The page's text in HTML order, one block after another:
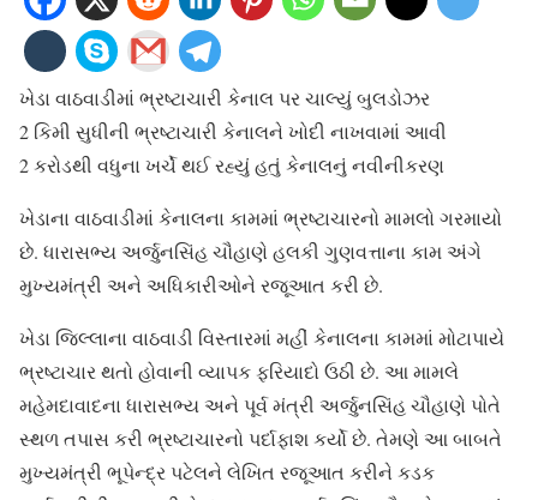
ખેડા વાઠવાડીમાં ભ્રષ્ટાચારી કેનાલ પર ચાલ્યું બુલડોઝર
2 કિમી સુધીની ભ્રષ્ટાચારી કેનાલને ખોદી નાખવામાં આવી
2 કરોડથી વધુના ખર્ચે થઈ રહ્યું હતું કેનાલનું નવીનીકરણ
ખેડાના વાઠવાડીમાં કેનાલના કામમાં ભ્રષ્ટાચારનો મામલો ગરમાયો
છે. ધારાસભ્ય અર્જુનસિંહ ચૌહાણે હલકી ગુણવત્તાના કામ અંગે
મુખ્યમંત્રી અને અધિકારીઓને રજૂઆત કરી છે.
ખેડા જિલ્લાના વાઠવાડી વિસ્તારમાં મહીં કેનાલના કામમાં મોટાપાયે
ભ્રષ્ટાચાર થતો હોવાની વ્યાપક ફરિયાદો ઉઠી છે. આ મામલે
મહેમદાવાદના ધારાસભ્ય અને પૂર્વ મંત્રી અર્જુનસિંહ ચૌહાણે પોતે
સ્થળ તપાસ કરી ભ્રષ્ટાચારનો પર્દાફાશ કર્યો છે. તેમણે આ બાબતે
મુખ્યમંત્રી ભૂપેન્દ્ર પટેલને લેખિત રજૂઆત કરીને કડક